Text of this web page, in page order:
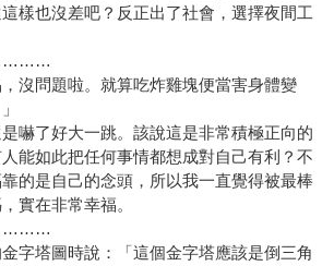
樣也沒差吧？反正出了社會，選擇夜間工
，沒問題啦。就算吃炸雞塊便當害身體變
嚇了好大一跳。該說這是非常積極正向的
能如此把任何事情都想成對自己有利？不
的是自己的念頭，所以我一直覺得被最棒
實在非常幸福。
字塔圖時說：「這個金字塔應該是倒三角